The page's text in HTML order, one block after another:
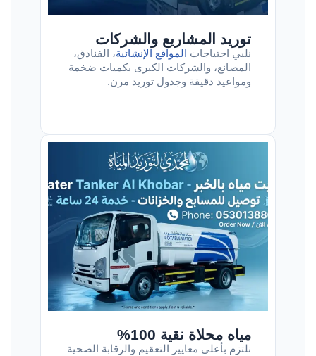
توريد المشاريع والشركات
نلبي احتياجات المواقع الإنشائية، الفنادق،
المصانع، والشركات الكبرى بكميات ضخمة
ومواعيد دقيقة وجدول توريد مرن.
مياه محلاة نقية 100%
نلتزم بأعلى معايير التعقيم والرقابة الصحية